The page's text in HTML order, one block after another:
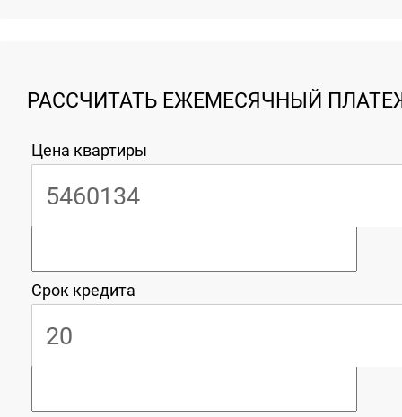
РАССЧИТАТЬ ЕЖЕМЕСЯЧНЫЙ
Цена квартиры
Срок кредита